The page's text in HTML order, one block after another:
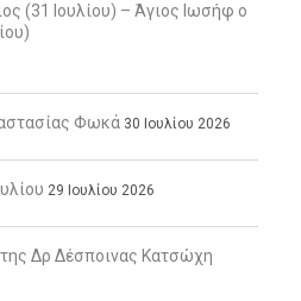
(31 Ιουλίου) – Άγιος Ιωσήφ ο
Φωκά 30 Ιουλίου 2026
29 Ιουλίου 2026
Δρ Δέσποινας Κατσώχη